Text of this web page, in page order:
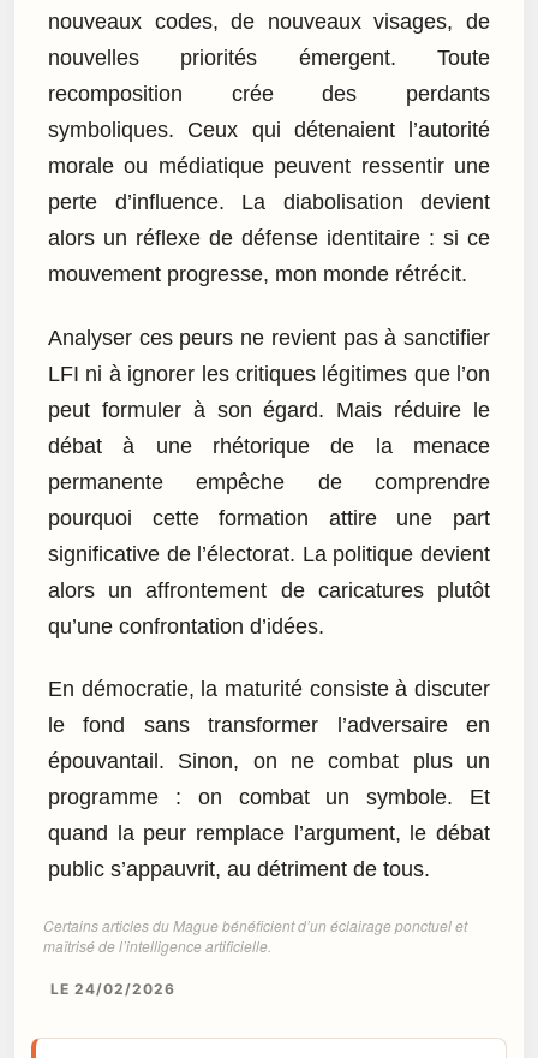
nouveaux codes, de nouveaux visages, de
nouvelles priorités émergent. Toute
recomposition crée des perdants
symboliques. Ceux qui détenaient l’autorité
morale ou médiatique peuvent ressentir une
perte d’influence. La diabolisation devient
alors un réflexe de défense identitaire : si ce
mouvement progresse, mon monde rétrécit.
Analyser ces peurs ne revient pas à sanctifier
LFI ni à ignorer les critiques légitimes que l’on
peut formuler à son égard. Mais réduire le
débat à une rhétorique de la menace
permanente empêche de comprendre
pourquoi cette formation attire une part
significative de l’électorat. La politique devient
alors un affrontement de caricatures plutôt
qu’une confrontation d’idées.
En démocratie, la maturité consiste à discuter
le fond sans transformer l’adversaire en
épouvantail. Sinon, on ne combat plus un
programme : on combat un symbole. Et
quand la peur remplace l’argument, le débat
public s’appauvrit, au détriment de tous.
Certains articles du Mague bénéficient d’un éclairage ponctuel et
maîtrisé de l’intelligence artificielle.
LE 24/02/2026